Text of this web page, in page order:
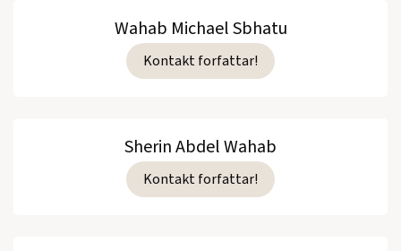
Wahab Michael Sbhatu
Kontakt forfattar!
Sherin Abdel Wahab
Kontakt forfattar!